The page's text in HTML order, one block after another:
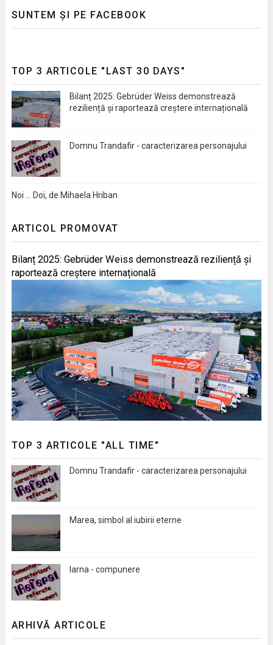
SUNTEM ȘI PE FACEBOOK
TOP 3 ARTICOLE "LAST 30 DAYS"
Bilanț 2025: Gebrüder Weiss demonstrează
reziliență și raportează creștere internațională
Domnu Trandafir - caracterizarea personajului
Noi … Doi, de Mihaela Hriban
ARTICOL PROMOVAT
Bilanț 2025: Gebrüder Weiss demonstrează reziliență și
raportează creștere internațională
TOP 3 ARTICOLE "ALL TIME"
Domnu Trandafir - caracterizarea personajului
Marea, simbol al iubirii eterne
Iarna - compunere
ARHIVĂ ARTICOLE